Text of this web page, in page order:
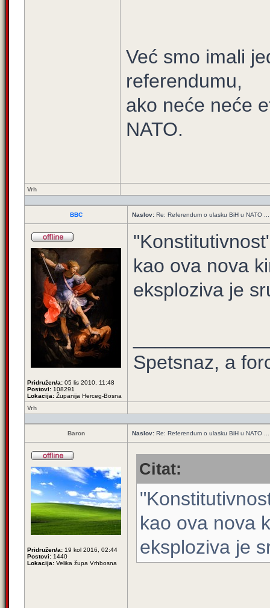
Već smo imali
referendumu,
ako neće neće
NATO.
Vrh
BBC Naslov: Re: Referendum o ulasku BiH u NATO ...
Pridružen/a: 05 lis 2010, 11:48
Postovi: 108291
Lokacija: Županija Herceg-Bosna
kao ova nova
eksploziva je
Spetsnaz, a
Vrh
Baron Naslov: Re: Referendum o ulasku BiH u NATO ...
Pridružen/a: 19 kol 2016, 02:44
Postovi: 1440
Lokacija: Velika župa Vrhbosna
Citat:
kao ova nova
eksploziva je